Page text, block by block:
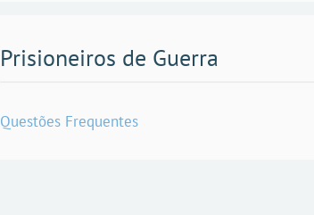
Prisioneiros de Guerra
Questões Frequentes